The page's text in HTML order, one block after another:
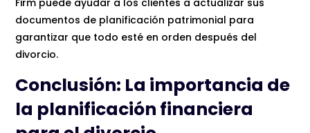
documentos de planificación patrimonial para
garantizar que todo esté en orden después del
divorcio.
Conclusión: La importancia de
la planificación financiera